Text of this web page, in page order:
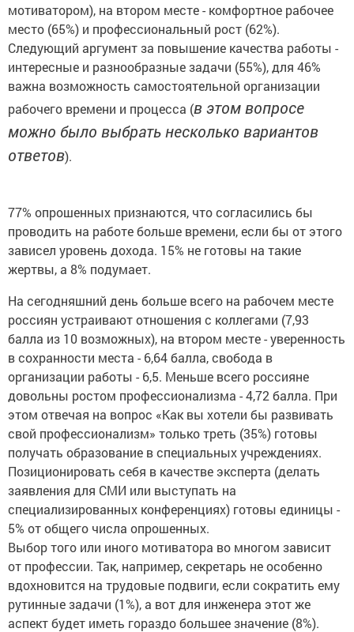
мотиватором), на втором месте - комфортное рабочее
место (65%) и профессиональный рост (62%).
Следующий аргумент за повышение качества работы -
интересные и разнообразные задачи (55%), для 46%
важна возможность самостоятельной организации
рабочего времени и процесса (в этом вопросе
можно было выбрать несколько вариантов
ответов).
77% опрошенных признаются, что согласились бы
проводить на работе больше времени, если бы от этого
зависел уровень дохода. 15% не готовы на такие
жертвы, а 8% подумает.
На сегодняшний день больше всего на рабочем месте
россиян устраивают отношения с коллегами (7,93
балла из 10 возможных), на втором месте - уверенность
в сохранности места - 6,64 балла, свобода в
организации работы - 6,5. Меньше всего россияне
довольны ростом профессионализма - 4,72 балла. При
этом отвечая на вопрос «Как вы хотели бы развивать
свой профессионализм» только треть (35%) готовы
получать образование в специальных учреждениях.
Позиционировать себя в качестве эксперта (делать
заявления для СМИ или выступать на
специализированных конференциях) готовы единицы -
5% от общего числа опрошенных.
Выбор того или иного мотиватора во многом зависит
от профессии. Так, например, секретарь не особенно
вдохновится на трудовые подвиги, если сократить ему
рутинные задачи (1%), а вот для инженера этот же
аспект будет иметь гораздо большее значение (8%).